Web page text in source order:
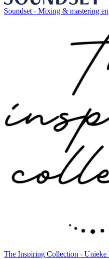
Soundset - Mixing & mastering
The Inspiring Collection - Unieke